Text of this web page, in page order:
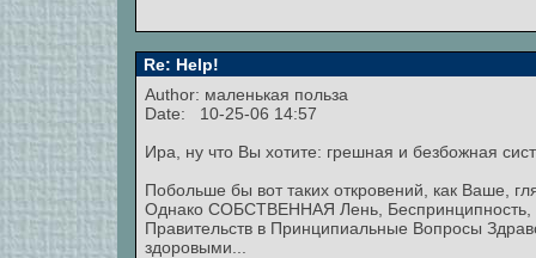
Re: Help!
Author: маленькая польза
Date: 10-25-06 14:57
Ира, ну что Вы хотите: грешная и безбожная
Побольше бы вот таких откровений, как Ваше,
Однако СОБСТВЕННАЯ Лень, Беспринципность,
Правительств в Принципиальные Вопросы
здоровыми...